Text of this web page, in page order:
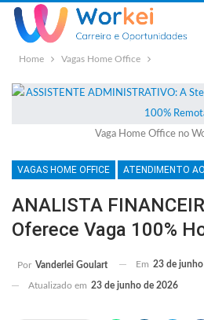
Home Vagas Home Office
Vaga Home Office no
VAGAS HOME OFFICE
ANALISTA
Oferece Vaga 100%
Por Vanderlei Goulart Em 23 de
Atualizado em 23 de junho de 2026